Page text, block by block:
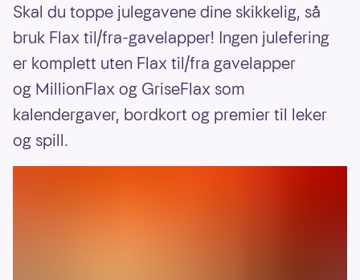
Skal du toppe julegavene dine skikkelig, så
bruk Flax til/fra-gavelapper! Ingen julefering
er komplett uten Flax til/fra gavelapper
og MillionFlax og GriseFlax som
kalendergaver, bordkort og premier til leker
og spill.